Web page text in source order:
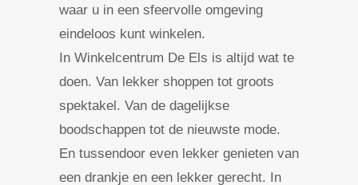
waar u in een sfeervolle omgeving
eindeloos kunt winkelen.
In Winkelcentrum De Els is altijd wat te
doen. Van lekker shoppen tot groots
spektakel. Van de dagelijkse
boodschappen tot de nieuwste mode.
En tussendoor even lekker genieten van
een drankje en een lekker gerecht. In